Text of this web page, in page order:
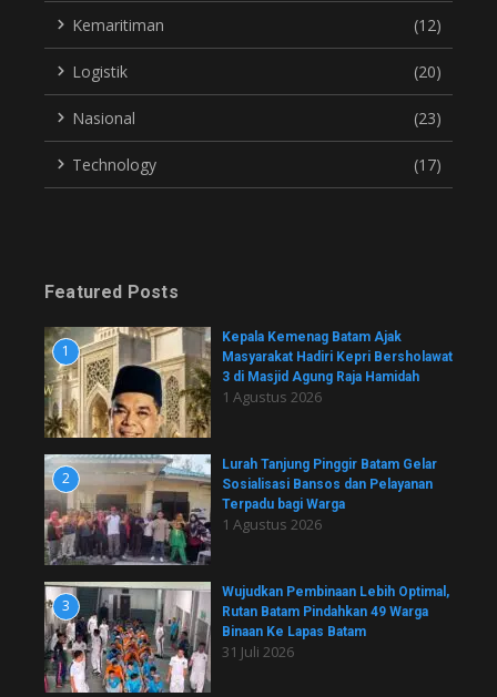
Kemaritiman (12)
Logistik (20)
Nasional (23)
Technology (17)
Featured Posts
1
Kepala Kemenag Batam Ajak
Masyarakat Hadiri Kepri Bersholawat
3 di Masjid Agung Raja Hamidah
1 Agustus 2026
2
Lurah Tanjung Pinggir Batam Gelar
Sosialisasi Bansos dan Pelayanan
Terpadu bagi Warga
1 Agustus 2026
3
Wujudkan Pembinaan Lebih Optimal,
Rutan Batam Pindahkan 49 Warga
Binaan Ke Lapas Batam
31 Juli 2026